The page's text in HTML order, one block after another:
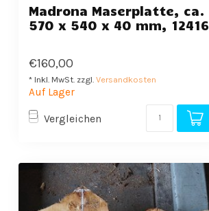
Madrona Maserplatte, ca.
570 x 540 x 40 mm, 12416
€160,00
* Inkl. MwSt. zzgl. Versandkosten
Auf Lager
Vergleichen